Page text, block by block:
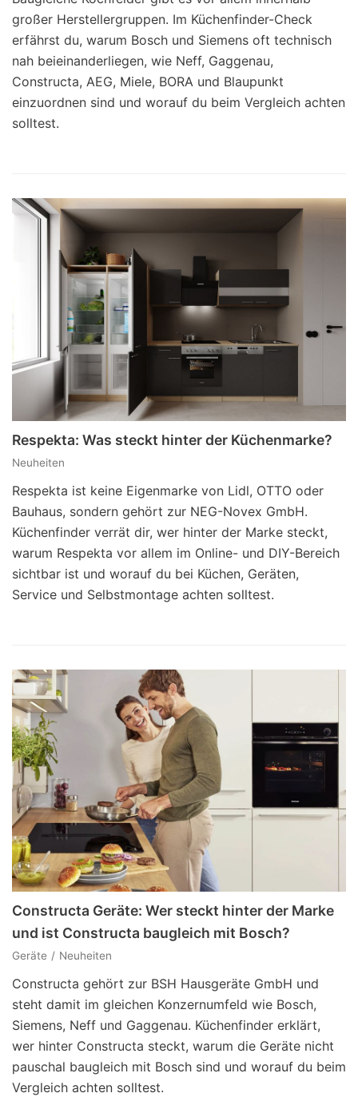
großer Herstellergruppen. Im Küchenfinder-Check
erfährst du, warum Bosch und Siemens oft technisch
nah beieinanderliegen, wie Neff, Gaggenau,
Constructa, AEG, Miele, BORA und Blaupunkt
einzuordnen sind und worauf du beim Vergleich achten
solltest.
Respekta: Was steckt hinter der Küchenmarke?
Neuheiten
Respekta ist keine Eigenmarke von Lidl, OTTO oder
Bauhaus, sondern gehört zur NEG-Novex GmbH.
Küchenfinder verrät dir, wer hinter der Marke steckt,
warum Respekta vor allem im Online- und DIY-Bereich
sichtbar ist und worauf du bei Küchen, Geräten,
Service und Selbstmontage achten solltest.
Constructa Geräte: Wer steckt hinter der Marke
und ist Constructa baugleich mit Bosch?
Geräte Neuheiten
Constructa gehört zur BSH Hausgeräte GmbH und
steht damit im gleichen Konzernumfeld wie Bosch,
Siemens, Neff und Gaggenau. Küchenfinder erklärt,
wer hinter Constructa steckt, warum die Geräte nicht
pauschal baugleich mit Bosch sind und worauf du beim
Vergleich achten solltest.